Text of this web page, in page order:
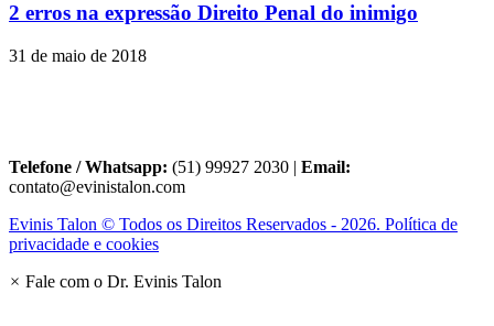
2 erros na expressão Direito Penal do inimigo
31 de maio de 2018
Telefone / Whatsapp: (51) 99927 2030 | Email:
contato@evinistalon.com
Evinis Talon © Todos os Direitos Reservados - 2026. Política de
privacidade e cookies
× Fale com o Dr. Evinis Talon